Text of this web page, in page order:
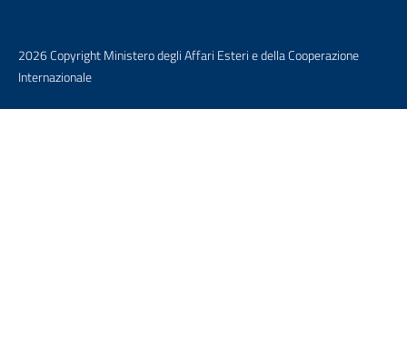
2026 Copyright Ministero degli Affari Esteri e della Cooperazione
Internazionale